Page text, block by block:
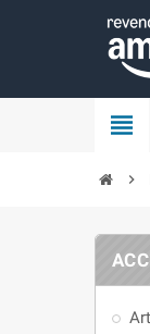
view_headline
chevron_right